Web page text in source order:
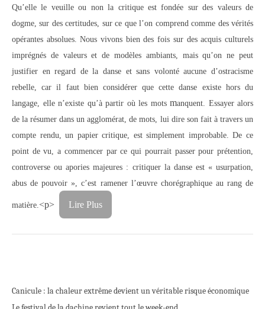
Qu’elle le veuille ou non la critique est fondée sur des valeurs de
dogme, sur des certitudes, sur ce que l’on comprend comme des vérités
opérantes absolues. Nous vivons bien des fois sur des acquis culturels
imprégnés de valeurs et de modèles ambiants, mais qu’on ne peut
justifier en regard de la danse et sans volonté aucune d’ostracisme
rebelle, car il faut bien considérer que cette danse existe hors du
langage, elle n’existe qu’à partir où les motsmanquent. Essayer alors
de la résumer dans un agglomérat, de mots, lui dire son fait à travers un
compte rendu, un papier critique, est simplement improbable. De ce
point de vu, a commencer par ce qui pourrait passer pour prétention,
controverse ou apories majeures : critiquer la danse est « usurpation,
abus de pouvoir », c’est ramener l’œuvre chorégraphique au rang de
matière.<p> Lire Plus
Canicule : la chaleur extrême devient un véritable risque économique